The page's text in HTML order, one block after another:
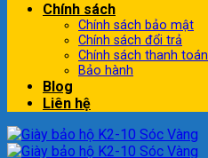
Chính sách
Chính sách bảo mật
Chính sách đổi trả
Chính sách thanh toán
Bảo hành
Blog
Liên hệ